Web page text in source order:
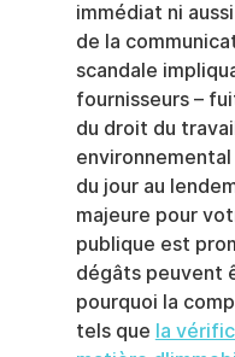
immédiat ni
de la
scandale
fournisseurs –
du droit du
du jour au
majeure pour
publique est
dégâts peuvent
pourquoi la
tels que la